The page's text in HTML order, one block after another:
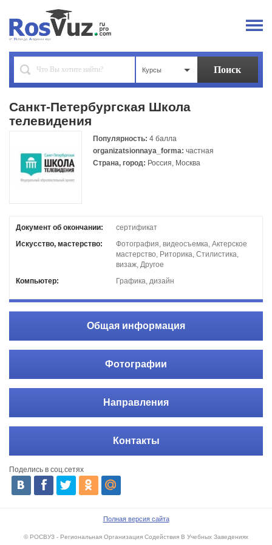
Курсы
Санкт-Петербургская Школа
телевидения
Популярность: 4 балла
organizatsionnaya_forma: частная
Страна, город: Россия, Москва
Документ об окончании:
сертификат
Искусство, мастерство:
Фотография, видеосъемка, Актерское
мастерство, Риторика, Стилистика,
визаж, Другое
Компьютер:
Графика, дизайн
Общая информация
Фотографии
Направления
Контакты
Поделись в соц.сетях
Полная версия сайта
© РОСВУЗ - Региональная Организация Содействия В Учебных Заведениях